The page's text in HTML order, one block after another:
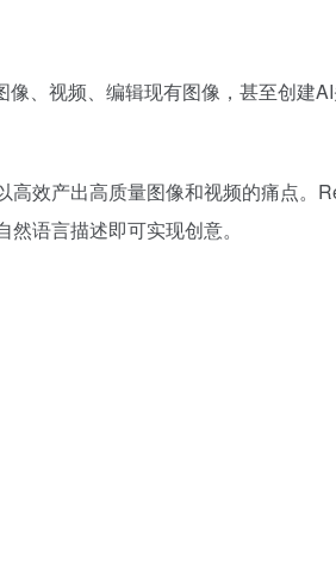
、视频、编辑现有图像，甚至创建AI
效产出高质量图像和视频的痛点。
语言描述即可实现创意。